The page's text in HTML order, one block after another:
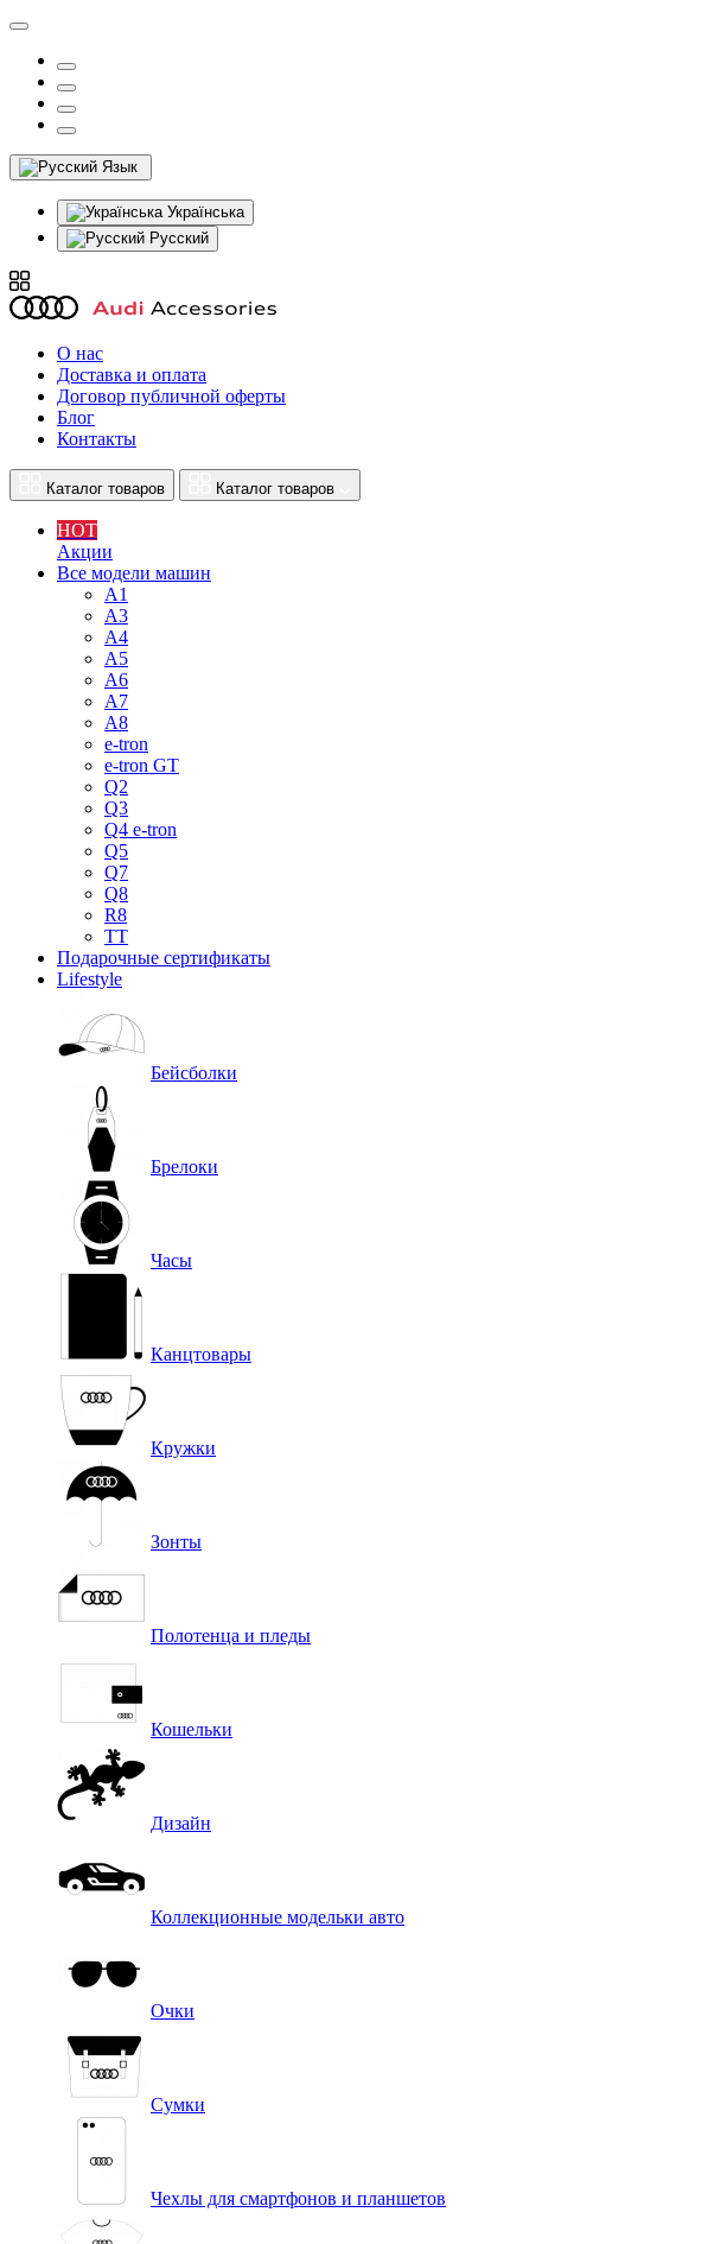
Язык
Українська
Русский
О нас
Доставка и оплата
Договор публичной оферты
Блог
Контакты
Каталог товаров Каталог товаров
HOT
Акции
Все модели машин
A1
A3
A4
A5
A6
A7
A8
e-tron
e-tron GT
Q2
Q3
Q4 e-tron
Q5
Q7
Q8
R8
TT
Подарочные сертификаты
Lifestyle
Бейсболки
Брелоки
Часы
Канцтовары
Кружки
Зонты
Полотенца и пледы
Кошельки
Дизайн
Коллекционные модельки авто
Очки
Сумки
Чехлы для смартфонов и планшетов